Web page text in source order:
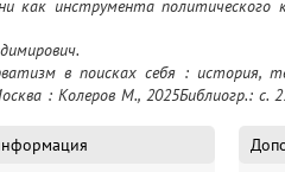
как инструмента
возможность других версий
: Колеров М., 2025Библиогр.: с.